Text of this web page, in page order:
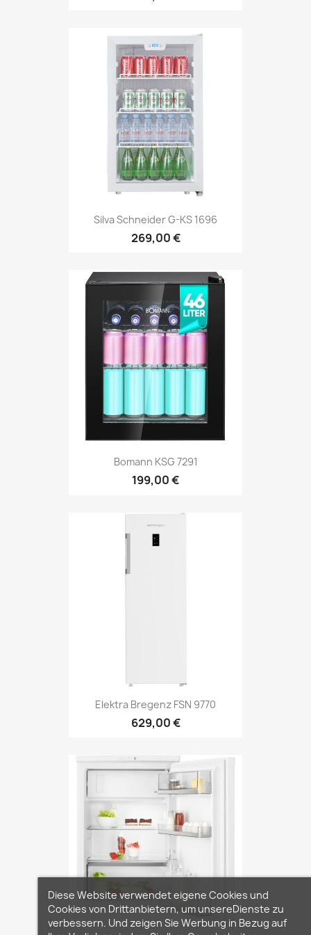
Silva Schneider G-KS 1696
269,00 €
Bomann KSG 7291
199,00 €
Elektra Bregenz FSN 9770
629,00 €
Diese Website verwendet eigene Cookies und
Cookies von Drittanbietern, um unsereDienste zu
verbessern. Und zeigen Sie Werbung in Bezug auf